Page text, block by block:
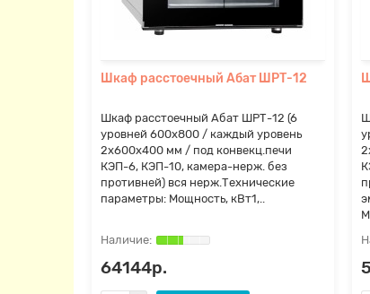
Шкаф расстоечный Абат ШРТ-12
Шкаф расстоечный Абат ШРТ-12 (6
уровней 600х800 / каждый уровень
2х600х400 мм / под конвекц.печи
КЭП-6, КЭП-10, камера-нерж. без
противней) вся нерж.Технические
параметры: Мощность, кВт1,..
64144р.